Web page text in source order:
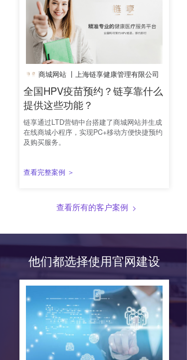
商城网站 丨 上海链享健康管理有限公司
全国HPV疫苗预约？链享靠什么
提供这些功能？
链享通过LTD营销中台搭建了商城网站并生成
在线商城小程序，实现PC+移动方便快捷预约
及购买服务。
查看完整案例 ＞
查看所有的客户案例
他们都选择使用官网建设